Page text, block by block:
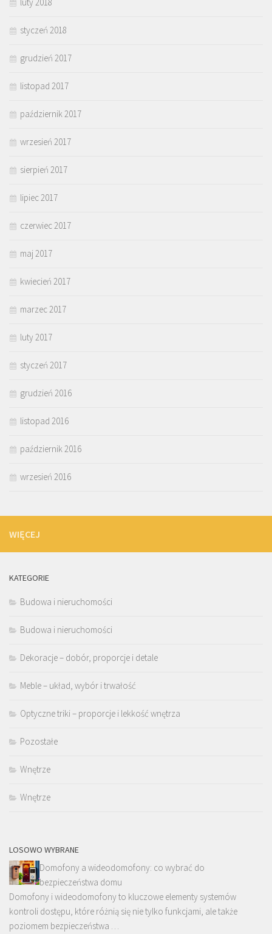
styczeń 2018
grudzień 2017
listopad 2017
październik 2017
wrzesień 2017
sierpień 2017
lipiec 2017
czerwiec 2017
maj 2017
kwiecień 2017
marzec 2017
luty 2017
styczeń 2017
grudzień 2016
listopad 2016
październik 2016
wrzesień 2016
WIĘCEJ
KATEGORIE
Budowa i nieruchomości
Budowa i nieruchomości
Dekoracje – dobór, proporcje i detale
Meble – układ, wybór i trwałość
Optyczne triki – proporcje i lekkość wnętrza
Pozostałe
Wnętrze
Wnętrze
LOSOWO WYBRANE
Domofony a wideodomofony: co wybrać do
bezpieczeństwa domu
Domofony i wideodomofony to kluczowe elementy systemów
kontroli dostępu, które różnią się nie tylko funkcjami, ale także
poziomem bezpieczeństwa …